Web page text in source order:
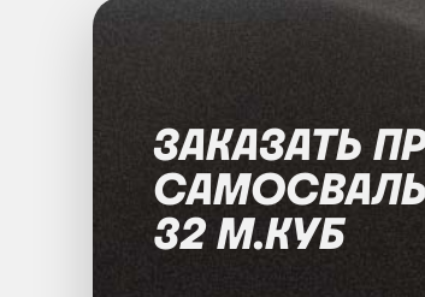
ЗАКАЗАТЬ
32 М.КУБ